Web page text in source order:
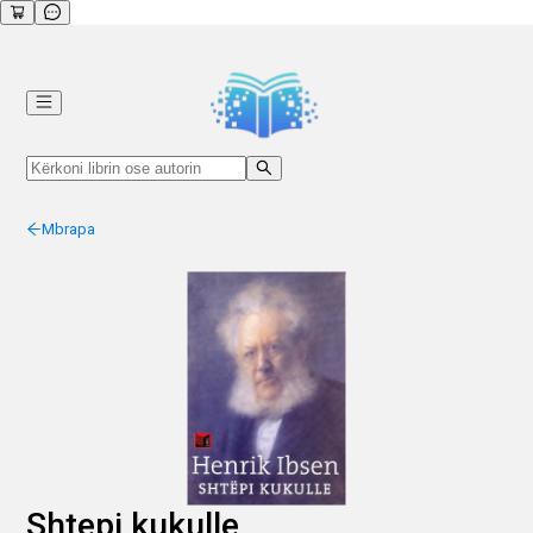
Mbrapa
Shtepi kukulle